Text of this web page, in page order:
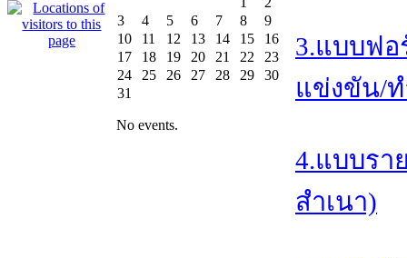
3
4 5 6 7 8
9
10
11 12 13 14 15
16
17
18 19 20 21 22
23
24
25 26 27 28 29
30
31
No events.
3.แบบฟอ
แข่งขัน/
4.แบบรา
สำเนา)